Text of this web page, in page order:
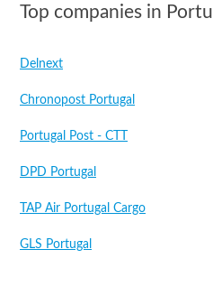
Top companies in
Delnext
Chronopost Portugal
Portugal Post - CTT
DPD Portugal
TAP Air Portugal Cargo
GLS Portugal